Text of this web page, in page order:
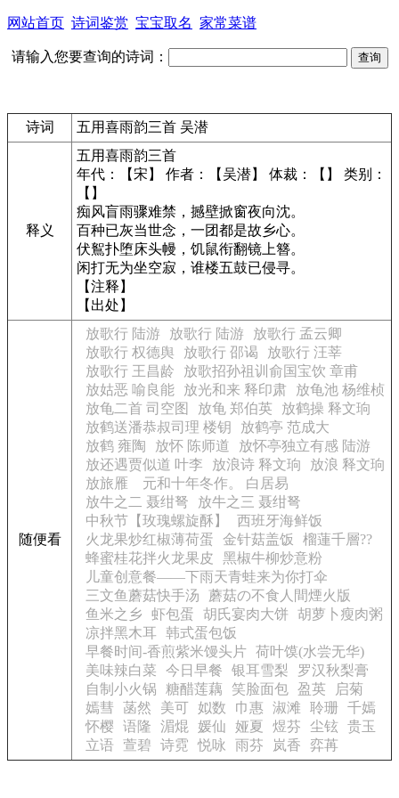
网站首页 诗词鉴赏 宝宝取名 家常菜谱
请输入您要查询的诗词：
诗词 五用喜雨韵三首 吴潜
释义
五用喜雨韵三首
年代：【宋】 作者：【吴潜】 体裁：【】 类别：
【】
痴风盲雨骤难禁，撼壁掀窗夜向沈。
百种已灰当世念，一团都是故乡心。
伏鴽扑堕床头幔，饥鼠衔翻镜上簪。
闲打无为坐空寂，谁楼五鼓已侵寻。
【注释】
【出处】
随便看
放歌行 陆游 放歌行 陆游
放歌行 孟云卿
放歌行 权德舆
放歌行 邵谒
放歌行 汪莘
放歌行 王昌龄
放歌招孙祖训俞国宝饮 章甫
放姑恶 喻良能
放光和来 释印肃
放龟池 杨维桢
放龟二首 司空图
放龟 郑伯英
放鹤操 释文珦
放鹤送潘恭叔司理 楼钥
放鹤亭 范成大
放鹤 雍陶
放怀 陈师道
放怀亭独立有感 陆游
放还遇贾似道 叶李
放浪诗 释文珦
放浪 释文珦
放旅雁 元和十年冬作。 白居易
放牛之二 聂绀弩
放牛之三 聂绀弩
中秋节【玫瑰螺旋酥】
西班牙海鲜饭
火龙果炒红椒薄荷蛋
金针菇盖饭
榴蓮千層??
蜂蜜桂花拌火龙果皮
黑椒牛柳炒意粉
儿童创意餐——下雨天青蛙来为你打伞
三文鱼蘑菇快手汤
蘑菇の不食人間煙火版
鱼米之乡
虾包蛋 胡氏宴肉大饼
胡萝卜瘦肉粥
凉拌黑木耳
韩式蛋包饭
早餐时间-香煎紫米馒头片 荷叶馍(水尝无华)
美味辣白菜
今日早餐 银耳雪梨
罗汉秋梨膏
自制小火锅
糖醋莲藕 笑脸面包 盈英
启菊
嫣彗
菡然 美可 姒数 巾惠 淑滩 聆珊 千嫣
怀樱
语隆 湄焜 媛仙 娅夏 煜芬 尘铉 贵玉
立语
萱碧 诗霓 悦咏 雨芬 岚香 弈苒